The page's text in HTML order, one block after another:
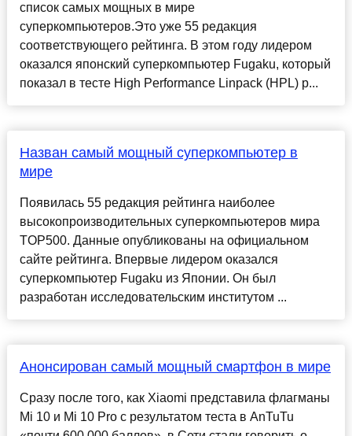
список самых мощных в мире
суперкомпьютеров.Это уже 55 редакция
соответствующего рейтинга. В этом году лидером
оказался японский суперкомпьютер Fugaku, который
показал в тесте High Performance Linpack (HPL) р...
Назван самый мощный суперкомпьютер в
мире
Появилась 55 редакция рейтинга наиболее
высокопроизводительных суперкомпьютеров мира
TOP500. Данные опубликованы на официальном
сайте рейтинга. Впервые лидером оказался
суперкомпьютер Fugaku из Японии. Он был
разработан исследовательским институтом ...
Анонсирован самый мощный смартфон в мире
Сразу после того, как Xiaomi представила флагманы
Mi 10 и Mi 10 Pro с результатом теста в AnTuTu